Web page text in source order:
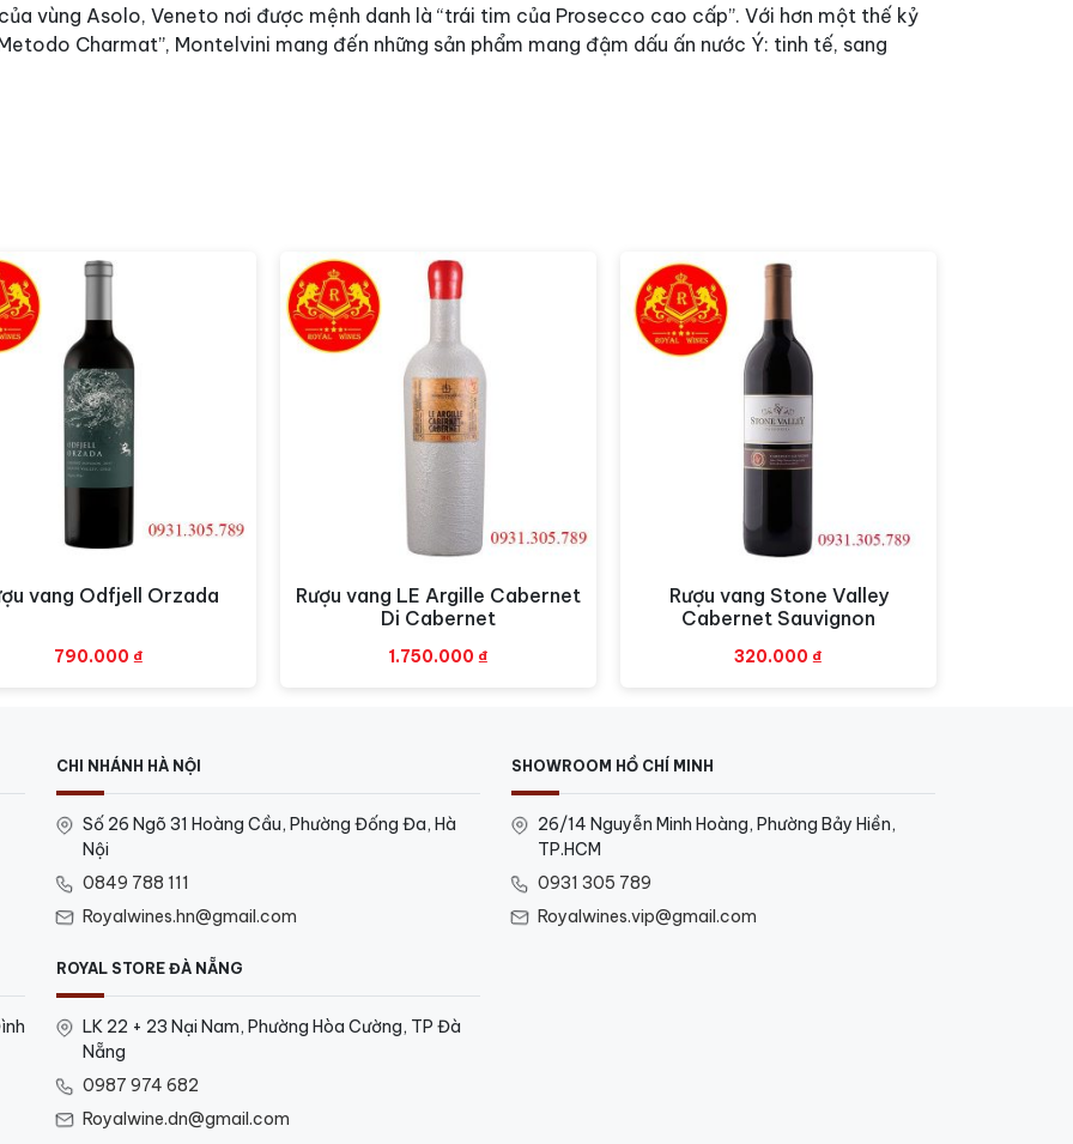
vùng Asolo, Veneto nơi được mệnh danh là “trái tim của Prosecco cao cấp”. Với hơn một thế kỷ
Charmat”, Montelvini mang đến những sản phẩm mang đậm dấu ấn nước Ý: tinh tế, sang
là dòng vang sủi tiêu biểu, thể hiện rõ phong cách thanh lịch và nghệ thuật pha trộn nho hoàn
Rượu vang Montelvini Collezione Promosso
và sống động.
dễ chịu.
hợp cho cả người mới và người thích vang nhẹ nhàng, tươi mát.
Xem nhanh
vang Odfjell Orzada
790.000 ₫
Xem nhanh
Rượu vang LE Argille Cabernet
Di Cabernet
1.750.000 ₫
Xem nhanh
Rượu vang Stone Valley
Cabernet Sauvignon
320.000 ₫
CHI NHÁNH HÀ NỘI
Số 26 Ngõ 31 Hoàng Cầu, Phường Đống Đa, Hà
Nội
0849 788 111
Royalwines.hn@gmail.com
SHOWROOM HỒ CHÍ MINH
26/14 Nguyễn Minh Hoàng, Phường Bảy Hiền,
TP.HCM
0931 305 789
Royalwines.vip@gmail.com
ROYAL STORE ĐÀ NẴNG
LK 22 + 23 Nại Nam, Phường Hòa Cường, TP Đà
Nẵng
0987 974 682
Royalwine.dn@gmail.com